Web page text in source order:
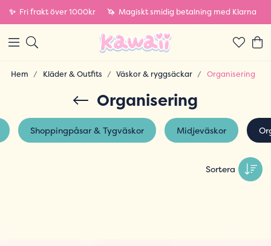
✨ Fri frakt över 1000kr 🦄 Magiskt smidig betalning med Klarna
Hem Kläder & Outfits Väskor & ryggsäckar Organisering
Organisering
Shoppingpåsar & Tygväskor Midjeväskor
Sortera